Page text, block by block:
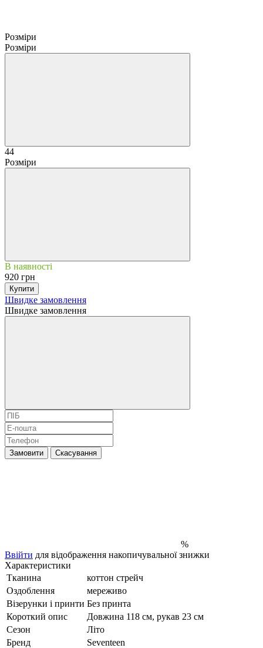
Розміри
Розміри
44
Розміри
В наявності
920 грн
Купити
Швидке замовлення
Швидке замовлення
Замовити Скасування
%
Ввійти для відображення накопичувальної знижки
Характеристики
Тканина
коттон стрейч
Оздоблення
мереживо
Візерунки і принти Без принта
Короткий опис
Довжина 118 см, рукав 23 см
Сезон
Літо
Бренд
Seventeen